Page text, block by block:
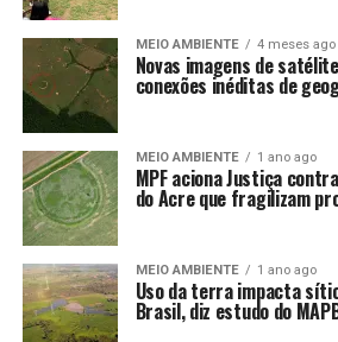
MEIO AMBIENTE 4 meses ago
Novas imagens de
conexões inéditas de
MEIO AMBIENTE 1 ano ago
MPF aciona Justiça
do Acre que fragilizam
MEIO AMBIENTE 1 ano ago
Uso da terra impacta
Brasil, diz estudo do